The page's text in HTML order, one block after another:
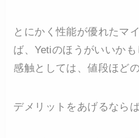
とにかく性能が優れたマ
ば、Yetiのほうがいいか
感触としては、値段ほど
デメリットをあげるならば